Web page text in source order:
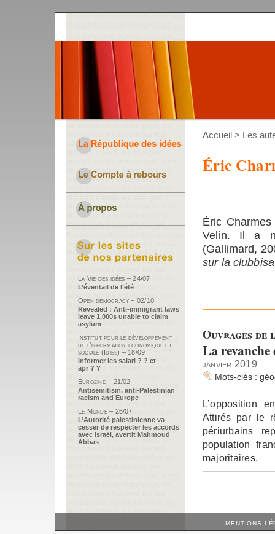
Accueil > Les
Éric
Éric
Velin. Il a
(Gallimard,
sur la
Ouvrages
La revanche
janvier 2019
Mots-clés :
L’opposition
Attirés par le
périurbains
population
majoritaires.
La Vie des idées – 24/07
L’éventail de l’été
Open democracy – 02/10
Revealed : Anti-immigrant laws
leave 1,000s unable to claim
asylum
Institut pour le développement
de l’information économique et
sociale (Idies) – 18/09
Informer les salari ? ? et
apr ? ?
Eurozine – 21/02
Antisemitism, anti-Palestinian
racism and Europe
Le Monde – 25/07
L’Autorité palestinienne va
cesser de respecter les accords
avec Israël, avertit Mahmoud
Abbas
MENTIONS